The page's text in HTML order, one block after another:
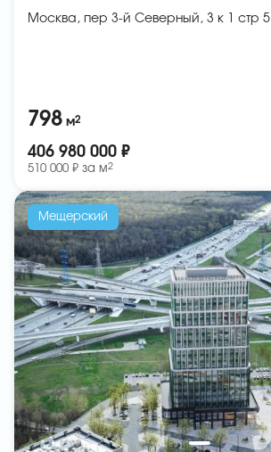
Москва, пер 3-й Северный, 3 к 1 стр 5
798 м2
406 980 000 ₽
510 000 ₽ за м2
Мещерский